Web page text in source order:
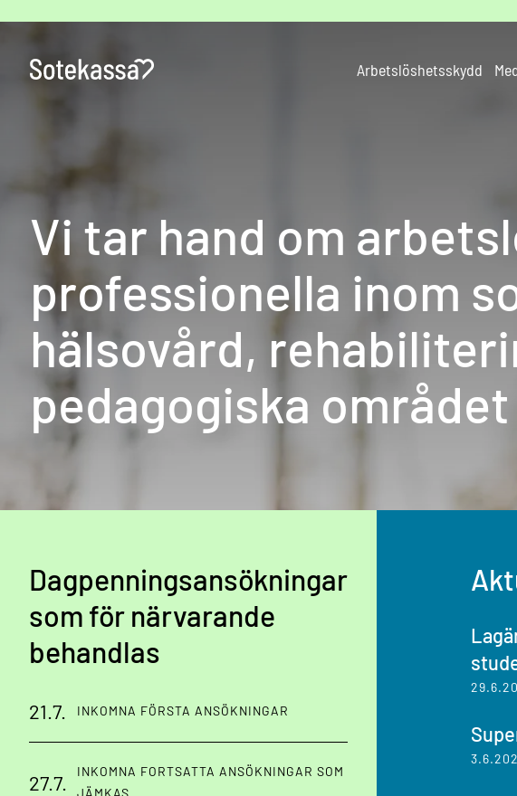
till
Arbetslöshetsskydd
Vi tar hand om
professionella inom
hälsovård,
pedagogiska området
Dagpenningsansökningar
som för närvarande
behandlas
21.7. INKOMNA FÖRSTA ANSÖKNINGAR
27.7.
INKOMNA FORTSATTA ANSÖKNINGAR SOM
JÄMKAS